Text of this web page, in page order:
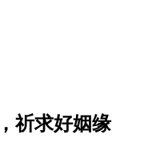
祈求好姻缘